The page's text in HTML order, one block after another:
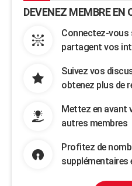
DEVENEZ MEMBRE EN
Connectez-vous
partagent vos
Suivez vos
obtenez plus de
Mettez en avant
autres membres
Profitez de
supplémentaires